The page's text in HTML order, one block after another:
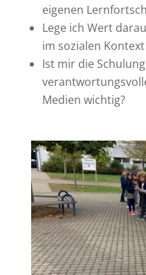
eigenen
Lege ich Wert
im sozialen
Ist mir die
Medien wichtig?